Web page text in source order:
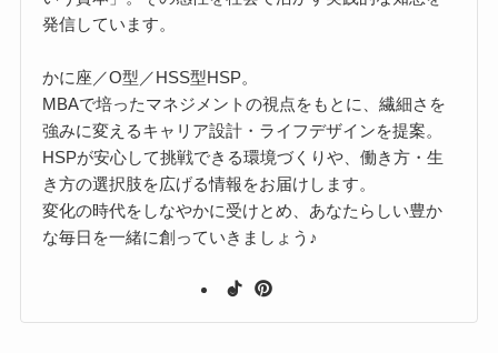
発信しています。
かに座／O型／HSS型HSP。
MBAで培ったマネジメントの視点をもとに、繊細さを
強みに変えるキャリア設計・ライフデザインを提案。
HSPが安心して挑戦できる環境づくりや、働き方・生
き方の選択肢を広げる情報をお届けします。
変化の時代をしなやかに受けとめ、あなたらしい豊か
な毎日を一緒に創っていきましょう♪